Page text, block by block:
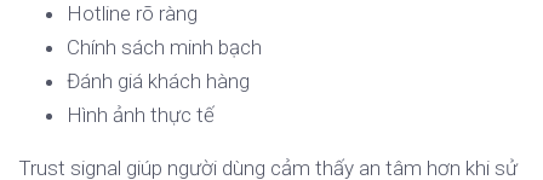
Hotline rõ ràng
Chính sách minh bạch
Đánh giá khách hàng
Hình ảnh thực tế
Trust signal giúp người dùng cảm thấy an tâm hơn khi sử